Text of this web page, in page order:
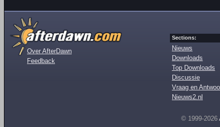
Over AfterDawn
Feedback
Sections:
Nieuws
Downloads
Top Downloads
Discussie
Vraag en
Nieuws2.nl
© 1999-2026